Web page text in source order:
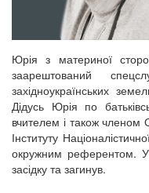
Юрія з материної
заарештований
західноукраїнських
Дідусь Юрія по
вчителем і також
Інституту
окружним референтом. У
засідку та загинув.